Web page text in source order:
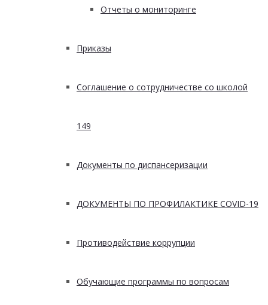
Отчеты о мониторинге
Приказы
Соглашение о сотрудничестве со школой
149
Документы по диспансеризации
ДОКУМЕНТЫ ПО ПРОФИЛАКТИКЕ COVID-19
Противодействие коррупции
Обучающие программы по вопросам